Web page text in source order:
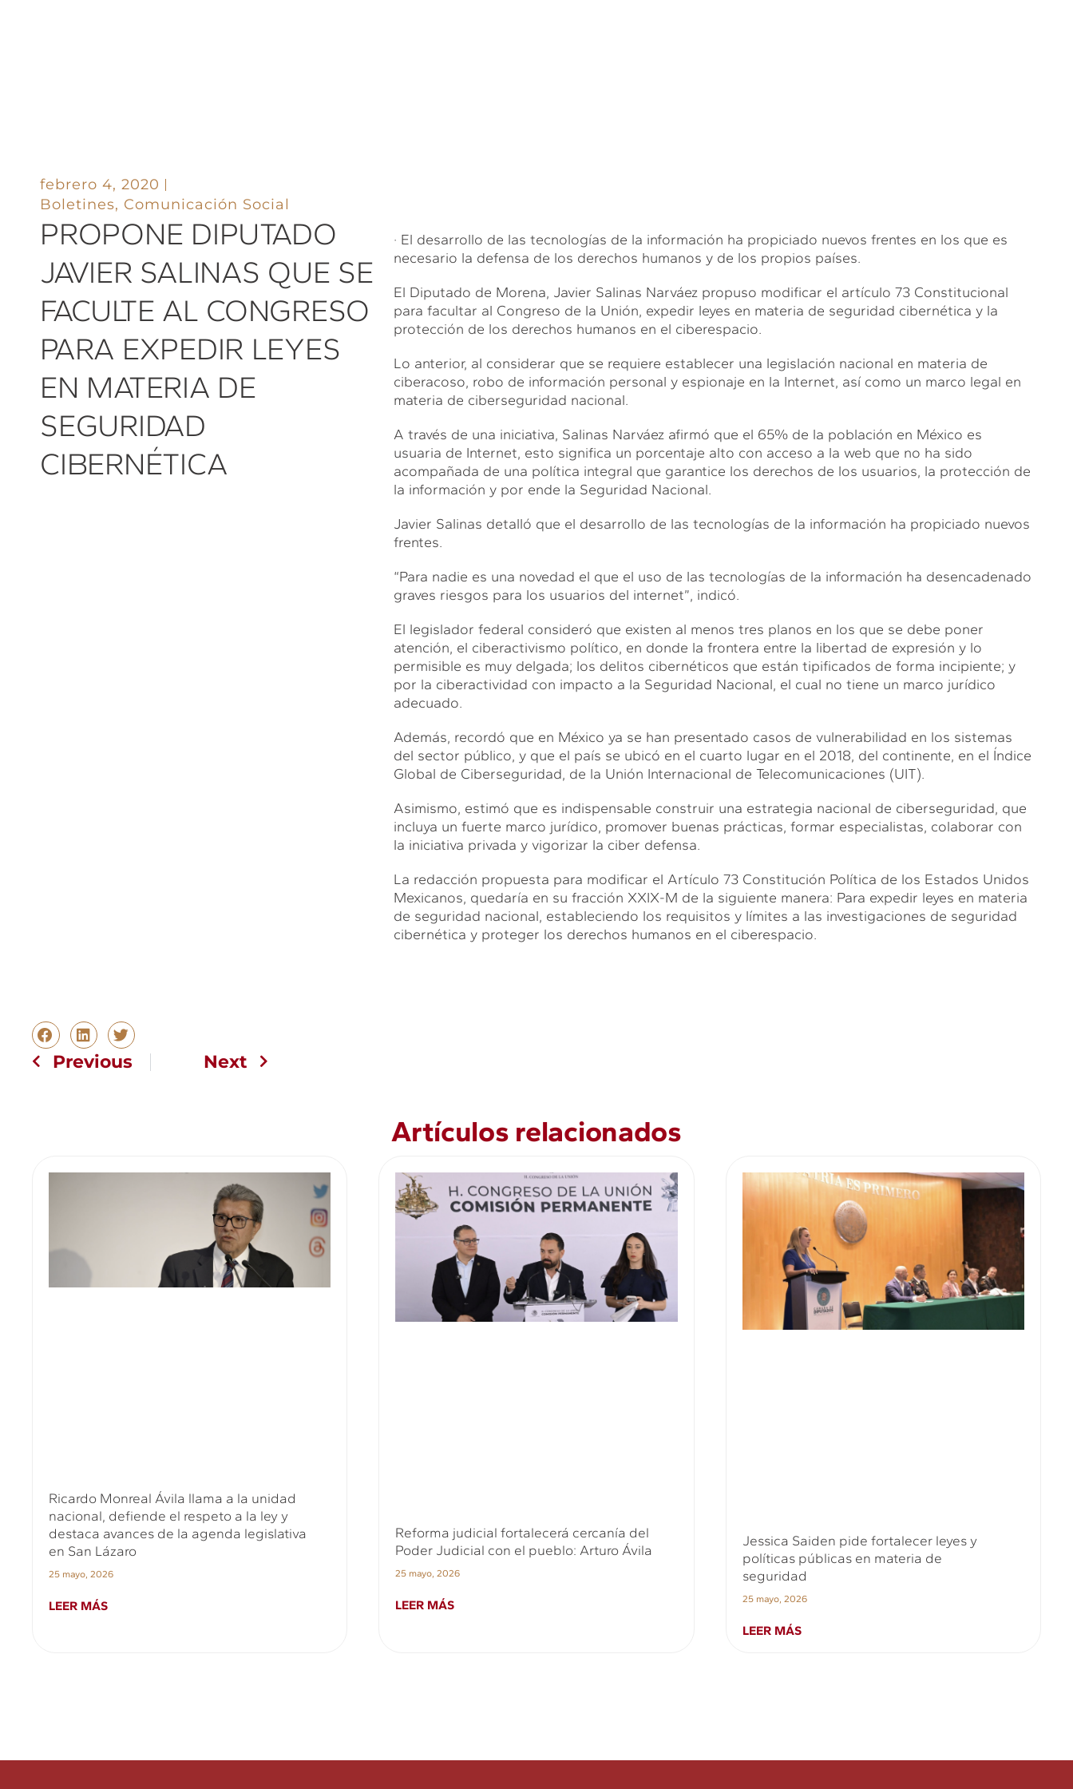
febrero 4, 2020
Boletines, Comunicación Social
PROPONE DIPUTADO
JAVIER SALINAS QUE SE
FACULTE AL CONGRESO
PARA EXPEDIR LEYES
EN MATERIA DE
SEGURIDAD
CIBERNÉTICA
· El desarrollo de las tecnologías de la información ha propiciado nuevos frentes en los que es
necesario la defensa de los derechos humanos y de los propios países.
El Diputado de Morena, Javier Salinas Narváez propuso modificar el artículo 73 Constitucional
para facultar al Congreso de la Unión, expedir leyes en materia de seguridad cibernética y la
protección de los derechos humanos en el ciberespacio.
Lo anterior, al considerar que se requiere establecer una legislación nacional en materia de
ciberacoso, robo de información personal y espionaje en la Internet, así como un marco legal en
materia de ciberseguridad nacional.
A través de una iniciativa, Salinas Narváez afirmó que el 65% de la población en México es
usuaria de Internet, esto significa un porcentaje alto con acceso a la web que no ha sido
acompañada de una política integral que garantice los derechos de los usuarios, la protección de
la información y por ende la Seguridad Nacional.
Javier Salinas detalló que el desarrollo de las tecnologías de la información ha propiciado nuevos
frentes.
“Para nadie es una novedad el que el uso de las tecnologías de la información ha desencadenado
graves riesgos para los usuarios del internet”, indicó.
El legislador federal consideró que existen al menos tres planos en los que se debe poner
atención, el ciberactivismo político, en donde la frontera entre la libertad de expresión y lo
permisible es muy delgada; los delitos cibernéticos que están tipificados de forma incipiente; y
por la ciberactividad con impacto a la Seguridad Nacional, el cual no tiene un marco jurídico
adecuado.
Además, recordó que en México ya se han presentado casos de vulnerabilidad en los sistemas
del sector público, y que el país se ubicó en el cuarto lugar en el 2018, del continente, en el Índice
Global de Ciberseguridad, de la Unión Internacional de Telecomunicaciones (UIT).
Asimismo, estimó que es indispensable construir una estrategia nacional de ciberseguridad, que
incluya un fuerte marco jurídico, promover buenas prácticas, formar especialistas, colaborar con
la iniciativa privada y vigorizar la ciber defensa.
La redacción propuesta para modificar el Artículo 73 Constitución Política de los Estados Unidos
Mexicanos, quedaría en su fracción XXIX-M de la siguiente manera: Para expedir leyes en materia
de seguridad nacional, estableciendo los requisitos y límites a las investigaciones de seguridad
cibernética y proteger los derechos humanos en el ciberespacio.
Previous Next
Artículos relacionados
Ricardo Monreal Ávila llama a la unidad
nacional, defiende el respeto a la ley y
destaca avances de la agenda legislativa
en San Lázaro
25 mayo, 2026
LEER MÁS
Reforma judicial fortalecerá cercanía del
Poder Judicial con el pueblo: Arturo Ávila
25 mayo, 2026
LEER MÁS
Jessica Saiden pide fortalecer leyes y
políticas públicas en materia de
seguridad
25 mayo, 2026
LEER MÁS